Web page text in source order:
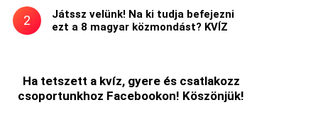
Játssz velünk! Na ki tudja befejezni
ezt a 8 magyar közmondást? KVÍZ
Ha tetszett a kvíz, gyere és csatlakozz
csoportunkhoz Facebookon! Köszönjük!